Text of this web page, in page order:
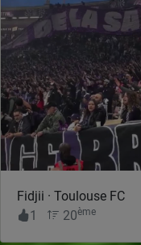
Fidjii · Toulouse FC
1
20ème